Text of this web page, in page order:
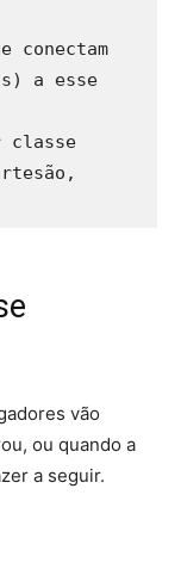
conectam
a esse
classe
vão
ou quando a
a seguir.